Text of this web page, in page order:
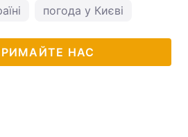
погода у Києві
НАС